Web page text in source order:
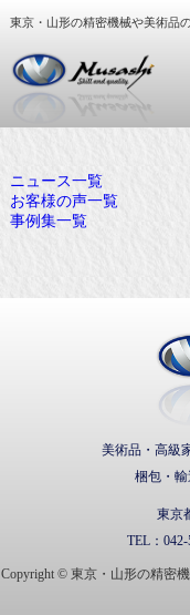
東京・山形の精密機械や美術品
大
ニュース一覧
お客様の声一覧
事例集一覧
美術品・高級
梱包・
東京
TEL： 042-
Copyright © 東京・山形の精密